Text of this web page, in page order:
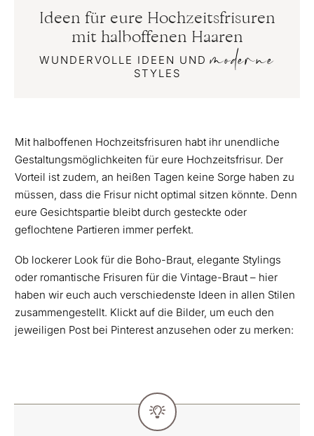
Ideen für eure Hochzeitsfrisuren
mit halboffenen Haaren
WUNDERVOLLE IDEEN UND moderne
STYLES
Mit halboffenen Hochzeitsfrisuren habt ihr unendliche
Gestaltungsmöglichkeiten für eure Hochzeitsfrisur. Der
Vorteil ist zudem, an heißen Tagen keine Sorge haben zu
müssen, dass die Frisur nicht optimal sitzen könnte. Denn
eure Gesichtspartie bleibt durch gesteckte oder
geflochtene Partieren immer perfekt.
Ob lockerer Look für die Boho-Braut, elegante Stylings
oder romantische Frisuren für die Vintage-Braut – hier
haben wir euch auch verschiedenste Ideen in allen Stilen
zusammengestellt. Klickt auf die Bilder, um euch den
jeweiligen Post bei Pinterest anzusehen oder zu merken: